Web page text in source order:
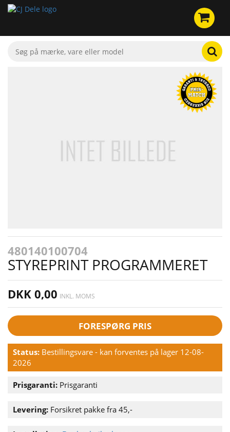
480140100704
STYREPRINT PROGRAMMERET
DKK 0,00 INKL. MOMS
FORESPØRG PRIS
Status: Bestillingsvare - kan forventes på lager 12-08-
2026
Prisgaranti: Prisgaranti
Levering: Forsikret pakke fra 45,-